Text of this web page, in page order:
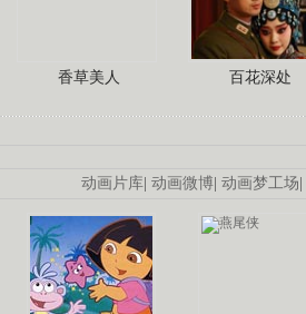
香草美人 百花深处
动画片库| 动画微博| 动画梦工场|